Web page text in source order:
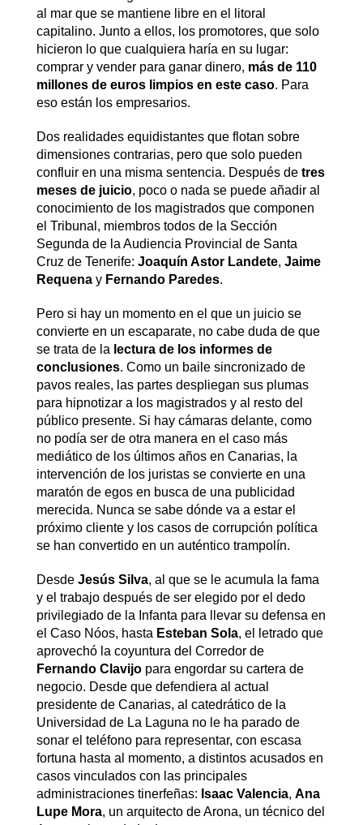
al mar que se mantiene libre en el litoral
capitalino. Junto a ellos, los promotores, que solo
hicieron lo que cualquiera haría en su lugar:
comprar y vender para ganar dinero, más de 110
millones de euros limpios en este caso. Para
eso están los empresarios.
Dos realidades equidistantes que flotan sobre
dimensiones contrarias, pero que solo pueden
confluir en una misma sentencia. Después detres
meses de juicio, poco o nada se puede añadir al
conocimiento de los magistrados que componen
el Tribunal, miembros todos de la Sección
Segunda de la Audiencia Provincial de Santa
Cruz de Tenerife: Joaquín Astor Landete, Jaime
Requenay Fernando Paredes.
Pero si hay un momento en el que un juicio se
convierte en un escaparate, no cabe duda de que
se trata de la lectura de los informes de
conclusiones. Como un baile sincronizado de
pavos reales, las partes despliegan sus plumas
para hipnotizar a los magistrados y al resto del
público presente. Si hay cámaras delante, como
no podía ser de otra manera en el caso más
mediático de los últimos años en Canarias, la
intervención de los juristas se convierte en una
maratón de egos en busca de una publicidad
merecida. Nunca se sabe dónde va a estar el
próximo cliente y los casos de corrupción política
se han convertido en un auténtico trampolín.
Desde Jesús Silva, al que se le acumula la fama
y el trabajo después de ser elegido por el dedo
privilegiado de la Infanta para llevar su defensa en
el Caso Nóos, hasta Esteban Sola, el letrado que
aprovechó la coyuntura del Corredor de
Fernando Clavijopara engordar su cartera de
negocio. Desde que defendiera al actual
presidente de Canarias, al catedrático de la
Universidad de La Laguna no le ha parado de
sonar el teléfono para representar, con escasa
fortuna hasta al momento, a distintos acusados en
casos vinculados con las principales
administraciones tinerfeñas: Isaac Valencia, Ana
Lupe Mora, un arquitecto de Arona, un técnico del